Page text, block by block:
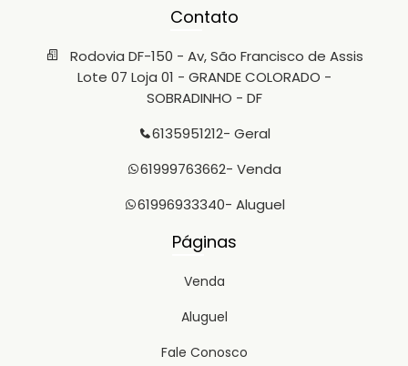
Contato
Rodovia DF-150 - Av, São Francisco de Assis
Lote 07 Loja 01 - GRANDE COLORADO -
SOBRADINHO - DF
6135951212- Geral
61999763662- Venda
61996933340- Aluguel
Páginas
Venda
Aluguel
Fale Conosco